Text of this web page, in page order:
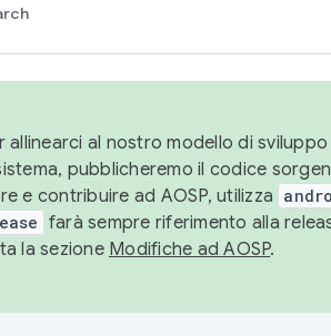
allinearci al nostro modello di
pubblicheremo il codice
e contribuire ad AOSP, utilizza
farà sempre riferimento alla
la sezione Modifiche ad AOSP.